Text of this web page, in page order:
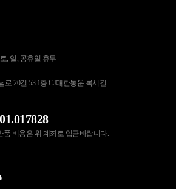
, 일, 공휴일 휴무
로 20길 53 1층 CJ대한통운 록시걸
품 비용은 위 계좌로 입금바랍니다.